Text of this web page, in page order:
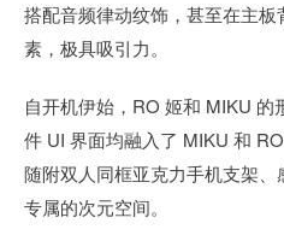
搭配音频律动纹饰，甚至在主
素，极具吸引力。
自开机伊始，RO 姬和 MIKU
件 UI 界面均融入了 MIKU 和
随附双人同框亚克力手机支架
专属的次元空间。